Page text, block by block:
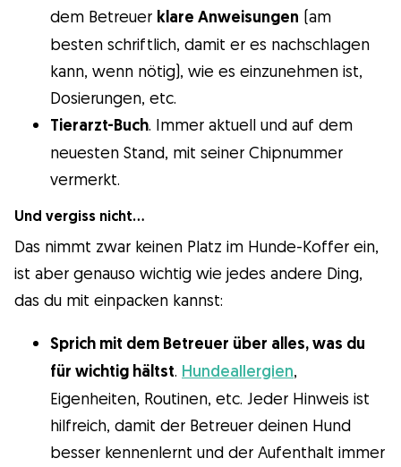
dem Betreuer klare Anweisungen (am
besten schriftlich, damit er es nachschlagen
kann, wenn nötig), wie es einzunehmen ist,
Dosierungen, etc.
Tierarzt-Buch. Immer aktuell und auf dem
neuesten Stand, mit seiner Chipnummer
vermerkt.
Und vergiss nicht…
Das nimmt zwar keinen Platz im Hunde-Koffer ein,
ist aber genauso wichtig wie jedes andere Ding,
das du mit einpacken kannst:
Sprich mit dem Betreuer über alles, was du
für wichtig hältst. Hundeallergien,
Eigenheiten, Routinen, etc. Jeder Hinweis ist
hilfreich, damit der Betreuer deinen Hund
besser kennenlernt und der Aufenthalt immer